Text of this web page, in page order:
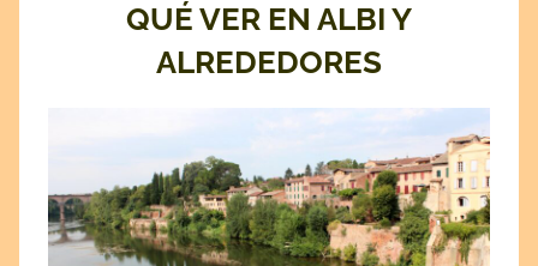
QUÉ VER EN ALBI Y
ALREDEDORES